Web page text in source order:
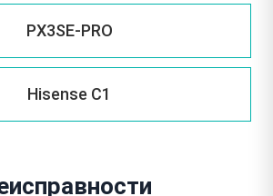
PX3SE-PRO
Hisense C1